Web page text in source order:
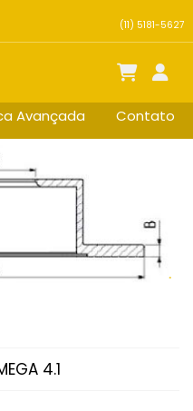
(11) 5181-5627
Avançada Contato
4.1